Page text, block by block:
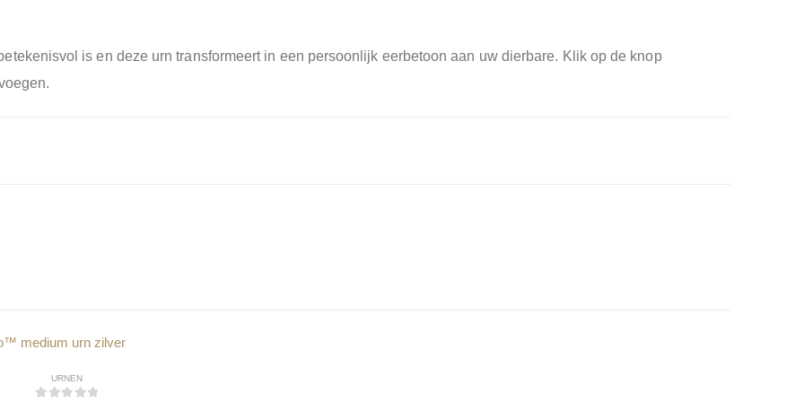
is en deze urn transformeert in een persoonlijk eerbetoon aan uw dierbare. Klik op de knop
URNEN